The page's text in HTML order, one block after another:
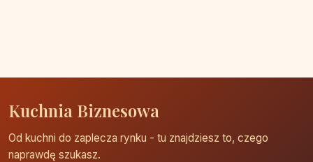
Kuchnia Biznesowa
Od kuchni do zaplecza rynku - tu znajdziesz to, czego
naprawdę szukasz.